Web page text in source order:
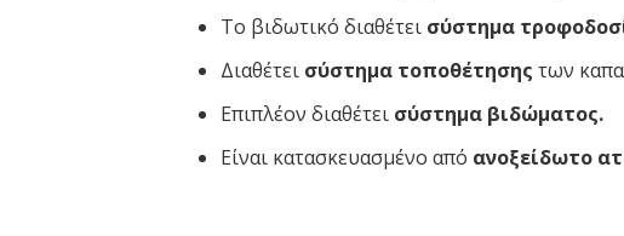
Το βιδωτικό διαθέτει σύστημα
Διαθέτει σύστημα τοποθέτησης των
Επιπλέον διαθέτει σύστημα βιδώματος.
Είναι κατασκευασμένο από ανοξείδωτο